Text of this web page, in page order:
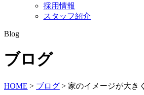
採用情報
スタッフ紹介
Blog
ブログ
HOME > ブログ > 家のイメージが大き